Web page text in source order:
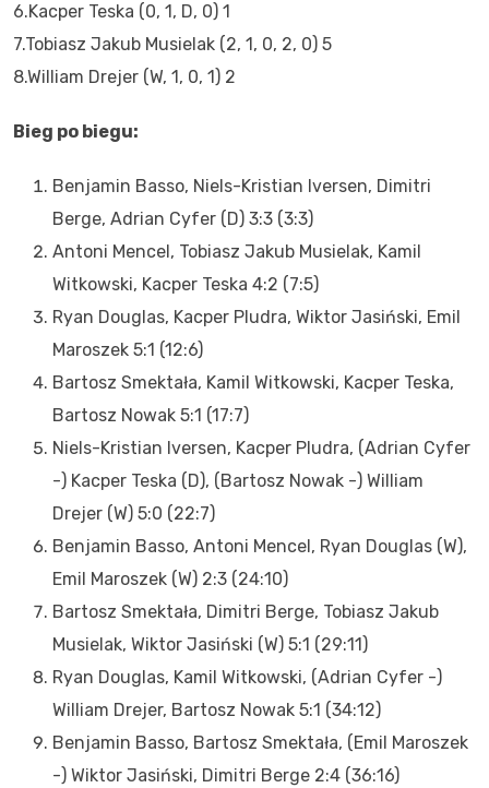
6.Kacper Teska (0, 1, D, 0) 1
7.Tobiasz Jakub Musielak (2, 1, 0, 2, 0) 5
8.William Drejer (W, 1, 0, 1) 2
Bieg po biegu:
Benjamin Basso, Niels-Kristian Iversen, Dimitri
Berge, Adrian Cyfer (D) 3:3 (3:3)
Antoni Mencel, Tobiasz Jakub Musielak, Kamil
Witkowski, Kacper Teska 4:2 (7:5)
Ryan Douglas, Kacper Pludra, Wiktor Jasiński, Emil
Maroszek 5:1 (12:6)
Bartosz Smektała, Kamil Witkowski, Kacper Teska,
Bartosz Nowak 5:1 (17:7)
Niels-Kristian Iversen, Kacper Pludra, (Adrian Cyfer
-) Kacper Teska (D), (Bartosz Nowak -) William
Drejer (W) 5:0 (22:7)
Benjamin Basso, Antoni Mencel, Ryan Douglas (W),
Emil Maroszek (W) 2:3 (24:10)
Bartosz Smektała, Dimitri Berge, Tobiasz Jakub
Musielak, Wiktor Jasiński (W) 5:1 (29:11)
Ryan Douglas, Kamil Witkowski, (Adrian Cyfer -)
William Drejer, Bartosz Nowak 5:1 (34:12)
Benjamin Basso, Bartosz Smektała, (Emil Maroszek
-) Wiktor Jasiński, Dimitri Berge 2:4 (36:16)